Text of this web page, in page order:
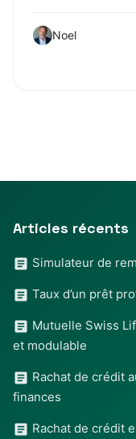
Noel
Articles récents
Simulateur de
Taux d’un prêt
Mutuelle Swiss
et modulable
Rachat de crédit
finances
Rachat de crédit